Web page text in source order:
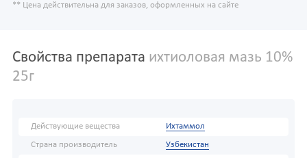
** Цена действительна для заказов, оформленных на сайте
Свойства препарата ихтиоловая мазь 10%
25г
Действующие вещества Ихтаммол
Страна производитель Узбекистан